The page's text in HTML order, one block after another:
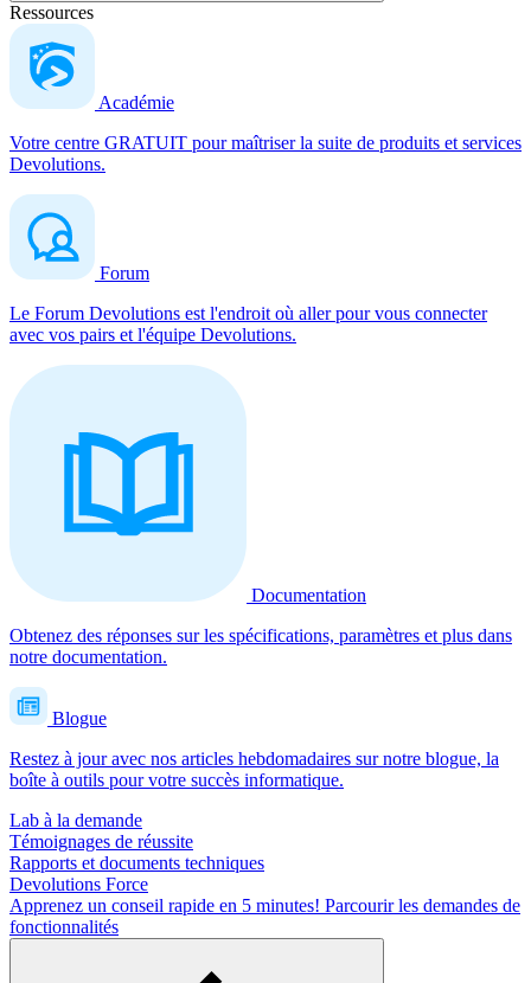
Ressources
Académie
Votre centre GRATUIT pour maîtriser la suite de produits et services
Devolutions.
Forum
Le Forum Devolutions est l'endroit où aller pour vous connecter
avec vos pairs et l'équipe Devolutions.
Documentation
Obtenez des réponses sur les spécifications, paramètres et plus dans
notre documentation.
Blogue
Restez à jour avec nos articles hebdomadaires sur notre blogue, la
boîte à outils pour votre succès informatique.
Lab à la demande
Témoignages de réussite
Rapports et documents techniques
Devolutions Force
Apprenez un conseil rapide en 5 minutes! Parcourir les demandes de
fonctionnalités